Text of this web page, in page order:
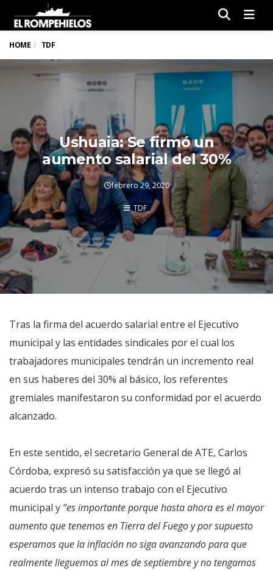
HOME TDF
Ushuaia: Se firmó un
aumento salarial del 30%
febrero 29, 2020
TDF
Tras la firma del acuerdo salarial entre el Ejecutivo
municipal y las entidades sindicales por el cual los
trabajadores municipales tendrán un incremento real
en sus haberes del 30% al básico, los referentes
gremiales manifestaron su conformidad por el acuerdo
alcanzado.
En este sentido, el secretario General de ATE, Carlos
Córdoba, expresó su satisfacción ya que se llegó al
acuerdo tras un intenso trabajo con el Ejecutivo
municipal y “es importante porque hasta ahora es el mayor
aumento que tenemos en Tierra del Fuego y por supuesto
esperamos que la inflación no siga avanzando para que
realmente lleguemos al mes de septiembre y no tengamos